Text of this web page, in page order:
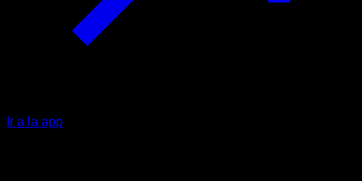
Ir a la app